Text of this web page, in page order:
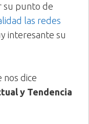
su punto de
las redes
interesante su
nos dice
y Tendencia